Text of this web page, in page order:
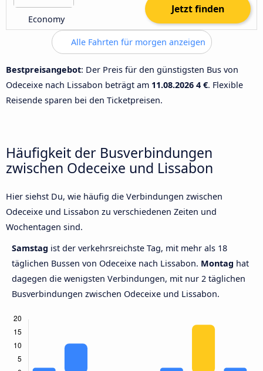
Economy
Jetzt finden
Alle Fahrten für morgen anzeigen
Bestpreisangebot: Der Preis für den günstigsten Bus von
Odeceixe nach Lissabon beträgt am 11.08.2026 4 €. Flexible
Reisende sparen bei den Ticketpreisen.
Häufigkeit der Busverbindungen
zwischen Odeceixe und Lissabon
Hier siehst Du, wie häufig die Verbindungen zwischen
Odeceixe und Lissabon zu verschiedenen Zeiten und
Wochentagen sind.
Samstag ist der verkehrsreichste Tag, mit mehr als 18
täglichen Bussen von Odeceixe nach Lissabon. Montag hat
dagegen die wenigsten Verbindungen, mit nur 2 täglichen
Busverbindungen zwischen Odeceixe und Lissabon.